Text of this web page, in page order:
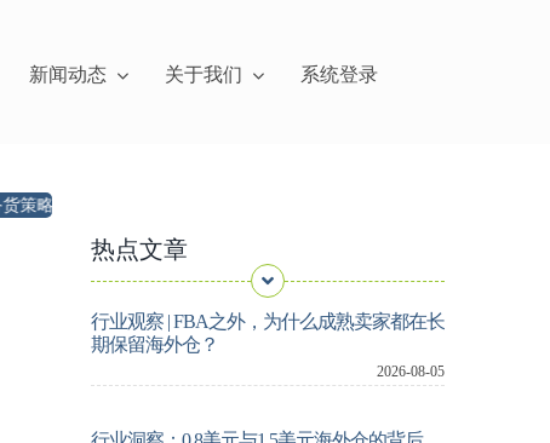
新闻动态 关于我们 系统登录
亚马逊美国AWD 7月31日起拒收大件，卖家如何重构备货模式？
热点文章
行业观察 | FBA之外，为什么成熟卖家都在长
期保留海外仓？
2026-08-05